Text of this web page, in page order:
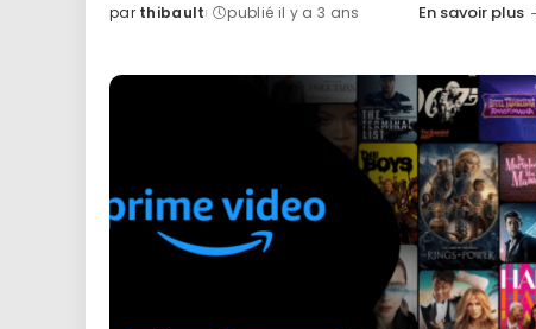
Posted
par thibault publié il y a 3 ans En savoir plus